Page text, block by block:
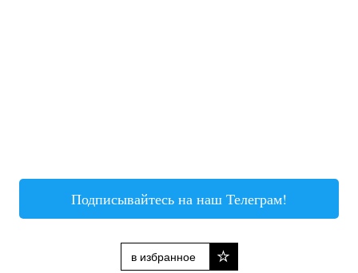
Подписывайтесь на наш Телеграм!
в избранное